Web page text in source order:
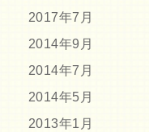
2017年7月
2014年9月
2014年7月
2014年5月
2013年1月